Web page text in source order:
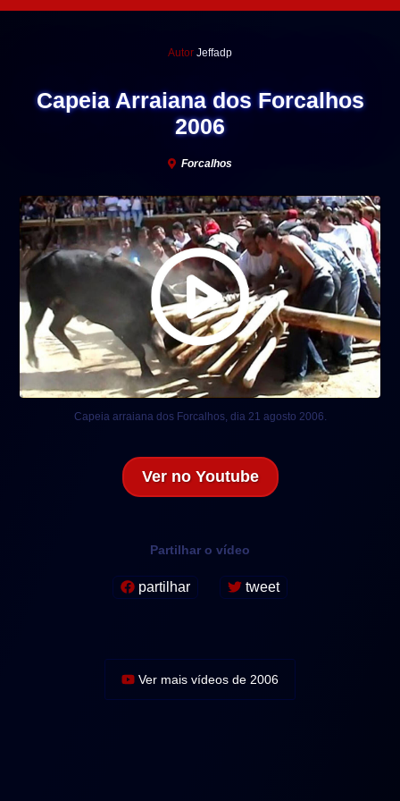
Autor Jeffadp
Capeia Arraiana dos Forcalhos
2006
Forcalhos
Capeia arraiana dos Forcalhos, dia 21 agosto 2006.
Ver no Youtube
Partilhar o vídeo
partilhar tweet
Ver mais vídeos de 2006